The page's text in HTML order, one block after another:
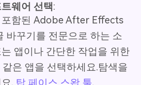
웨어 선택:
포함된 Adobe After Effects
바꾸기를 전문으로 하는 소
앱이나 간단한 작업을 위한
은 앱을 선택하세요.탐색을